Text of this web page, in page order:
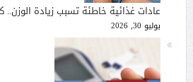
عادات غذائية خاطئة تسبب زيادة
يوليو 30, 2026